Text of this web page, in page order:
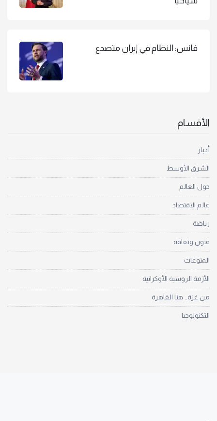
فانس: النظام في إيران متصدع
الأقسام
أخبار
الشرق الأوسط
حول العالم
عالم الاقتصاد
رياضة
فنون وثقافة
المنوعات
الأزمة الروسية الأوكرانية
من غزة.. هنا القاهرة
التكنولوجيا